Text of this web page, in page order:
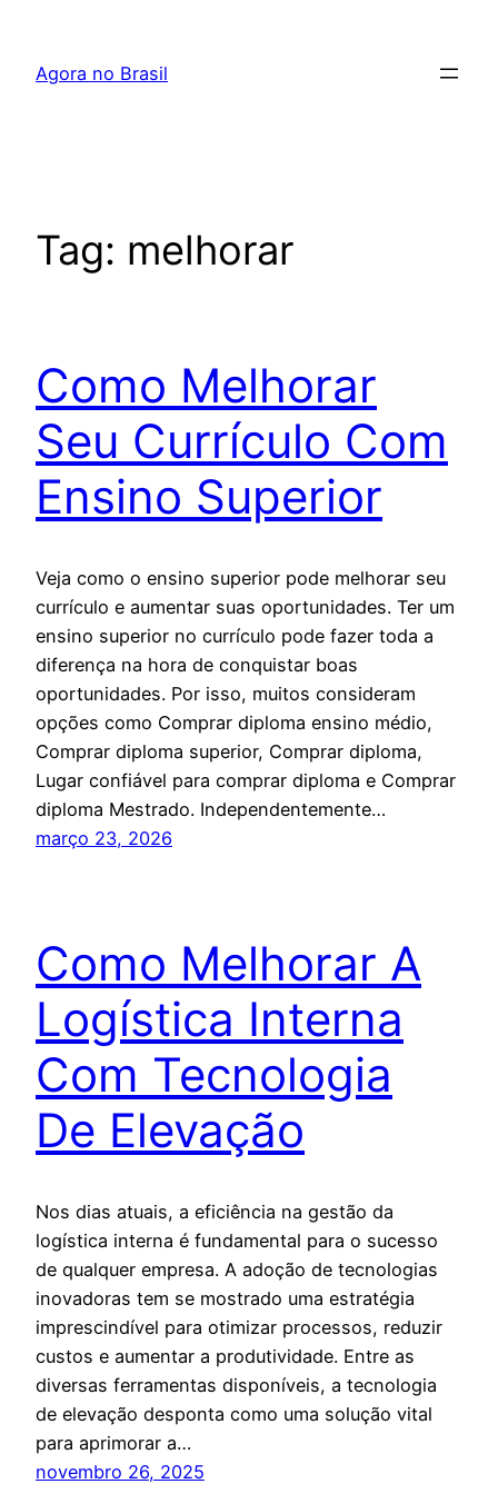
Agora no Brasil
Tag: melhorar
Como Melhorar
Seu Currículo Com
Ensino Superior
Veja como o ensino superior pode melhorar seu
currículo e aumentar suas oportunidades. Ter um
ensino superior no currículo pode fazer toda a
diferença na hora de conquistar boas
oportunidades. Por isso, muitos consideram
opções como Comprar diploma ensino médio,
Comprar diploma superior, Comprar diploma,
Lugar confiável para comprar diploma e Comprar
diploma Mestrado. Independentemente…
março 23, 2026
Como Melhorar A
Logística Interna
Com Tecnologia
De Elevação
Nos dias atuais, a eficiência na gestão da
logística interna é fundamental para o sucesso
de qualquer empresa. A adoção de tecnologias
inovadoras tem se mostrado uma estratégia
imprescindível para otimizar processos, reduzir
custos e aumentar a produtividade. Entre as
diversas ferramentas disponíveis, a tecnologia
de elevação desponta como uma solução vital
para aprimorar a…
novembro 26, 2025